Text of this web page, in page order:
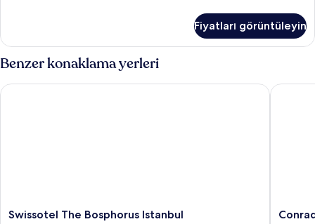
daha
detay
Fiyatları görüntüleyin
Benzer konaklama yerleri
Swissotel
Swissotel The Bosphorus Istanbul
Swissotel The Bosphorus Istanbul
Conrad
Conrad